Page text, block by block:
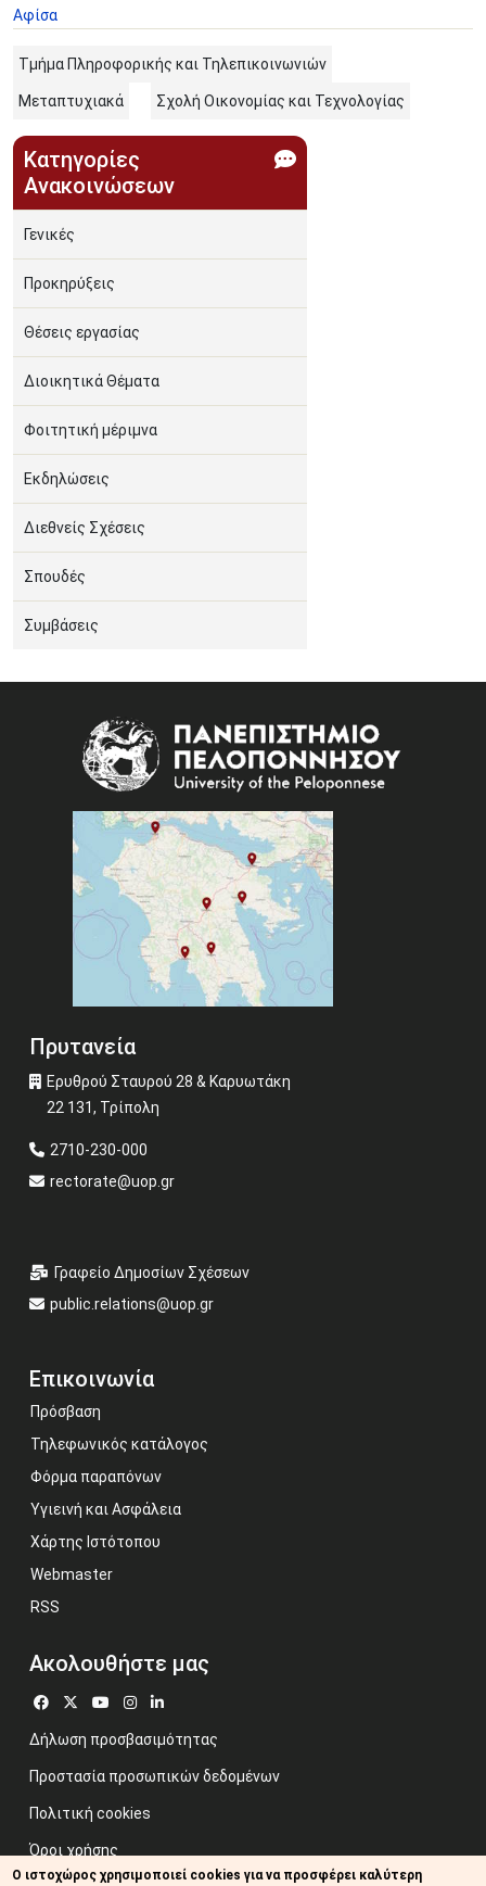
Αφίσα
Τμήμα Πληροφορικής και Τηλεπικοινωνιών
Μεταπτυχιακά Σχολή Οικονομίας και Τεχνολογίας
Κατηγορίες
Ανακοινώσεων
Γενικές
Προκηρύξεις
Θέσεις εργασίας
Διοικητικά Θέματα
Φοιτητική μέριμνα
Εκδηλώσεις
Διεθνείς Σχέσεις
Σπουδές
Συμβάσεις
Πρυτανεία
Ερυθρού Σταυρού 28 & Καρυωτάκη
22 131, Τρίπολη
2710-230-000
rectorate@uop.gr
Γραφείο Δημοσίων Σχέσεων
public.relations@uop.gr
Επικοινωνία
Πρόσβαση
Τηλεφωνικός κατάλογος
Φόρμα παραπόνων
Υγιεινή και Ασφάλεια
Χάρτης Ιστότοπου
Webmaster
RSS
Ακολουθήστε μας
Δήλωση προσβασιμότητας
Προστασία προσωπικών δεδομένων
Πολιτική cookies
Όροι χρήσης
Ο ιστοχώρος χρησιμοποιεί cookies για να προσφέρει καλύτερη